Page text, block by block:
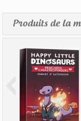
Produits de la